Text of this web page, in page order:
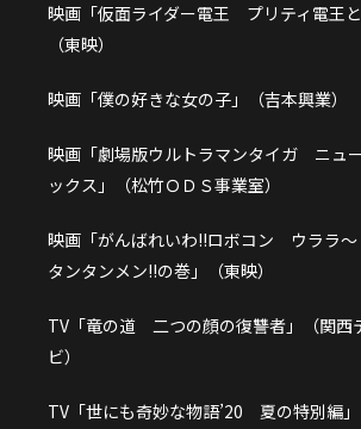
映画「仮面ライダー電王 プリティ電王と
（東映）
映画「僕の好きな女の子」（吉本興業）
映画「劇場版ウルトラマンタイガ ニュ
ックス」（松竹ＯＤＳ事業室）
映画「がんばれいわ!!ロボコン ウララ～
タンタンメン!!の巻」（東映）
TV「竜の道 二つの顔の復讐者」（関西
ビ）
TV「世にも奇妙な物語’20 夏の特別編